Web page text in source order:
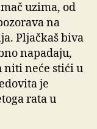
uzima, od
na
Pljačkaš biva
napadaju,
niti neće stići u
je
rata u